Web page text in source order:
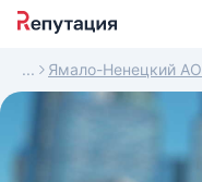
Ямало-Ненецкий АО